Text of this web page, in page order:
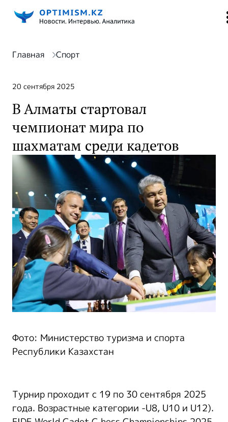
Главная Спорт
20 сентября 2025
В Алматы стартовал
чемпионат мира по
шахматам среди кадетов
Фото: Министерство туризма и спорта
Республики Казахстан
Турнир проходит с 19 по 30 сентября 2025
года. Возрастные категории -U8, U10 и U12).